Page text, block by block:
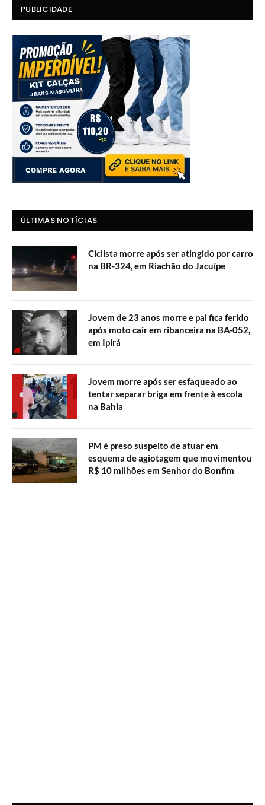
PUBLICIDADE
ÚLTIMAS NOTÍCIAS
Ciclista morre após ser atingido por carro
na BR-324, em Riachão do Jacuípe
Jovem de 23 anos morre e pai fica ferido
após moto cair em ribanceira na BA-052,
em Ipirá
Jovem morre após ser esfaqueado ao
tentar separar briga em frente à escola
na Bahia
PM é preso suspeito de atuar em
esquema de agiotagem que movimentou
R$ 10 milhões em Senhor do Bonfim